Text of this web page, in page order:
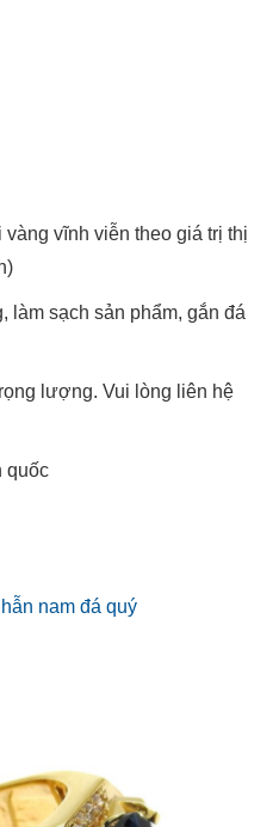
vĩnh viễn theo giá trị thị
làm sạch sản phẩm, gắn đá
lượng. Vui lòng liên hệ
quốc
nam đá quý